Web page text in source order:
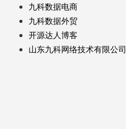
九科数据电商
九科数据外贸
开源达人博客
山东九科网络技术有限公司